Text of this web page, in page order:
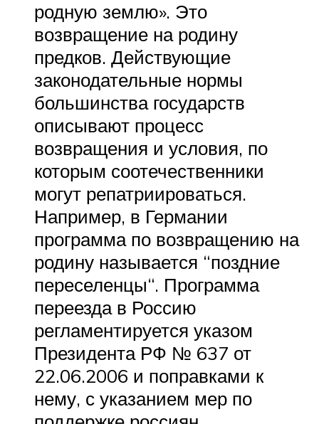
родную землю». Это
возвращение на родину
предков. Действующие
законодательные нормы
большинства государств
описывают процесс
возвращения и условия, по
которым соотечественники
могут репатриироваться.
Например, в Германии
программа по возвращению на
родину называется “поздние
переселенцы“. Программа
переезда в Россию
регламентируется указом
Президента РФ № 637 от
22.06.2006 и поправками к
нему, с указанием мер по